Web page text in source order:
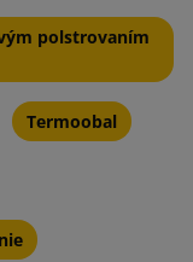
polstrovaním
Termoobal